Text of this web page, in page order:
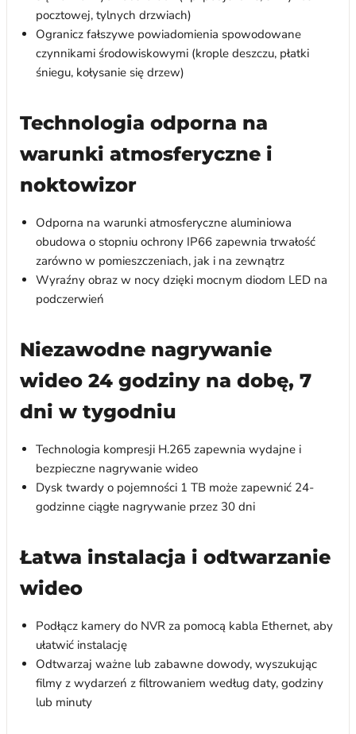
pocztowej, tylnych drzwiach)
Ogranicz fałszywe powiadomienia spowodowane
czynnikami środowiskowymi (krople deszczu, płatki
śniegu, kołysanie się drzew)
Technologia odporna na
warunki atmosferyczne i
noktowizor
Odporna na warunki atmosferyczne aluminiowa
obudowa o stopniu ochrony IP66 zapewnia trwałość
zarówno w pomieszczeniach, jak i na zewnątrz
Wyraźny obraz w nocy dzięki mocnym diodom LED na
podczerwień
Niezawodne nagrywanie
wideo 24 godziny na dobę, 7
dni w tygodniu
Technologia kompresji H.265 zapewnia wydajne i
bezpieczne nagrywanie wideo
Dysk twardy o pojemności 1 TB może zapewnić 24-
godzinne ciągłe nagrywanie przez 30 dni
Łatwa instalacja i odtwarzanie
wideo
Podłącz kamery do NVR za pomocą kabla Ethernet, aby
ułatwić instalację
Odtwarzaj ważne lub zabawne dowody, wyszukując
filmy z wydarzeń z filtrowaniem według daty, godziny
lub minuty